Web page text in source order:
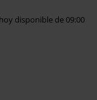
disponible de 09:00